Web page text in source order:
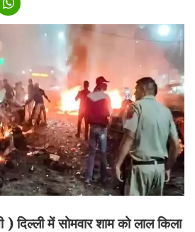
) दिल्ली में सोमवार शाम को लाल किला